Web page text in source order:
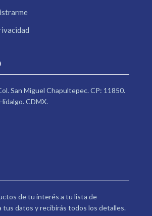
San Miguel Chapultepec. CP: 11850.
CDMX.
de tu interés a tu lista de
tus datos y recibirás todos los detalles.